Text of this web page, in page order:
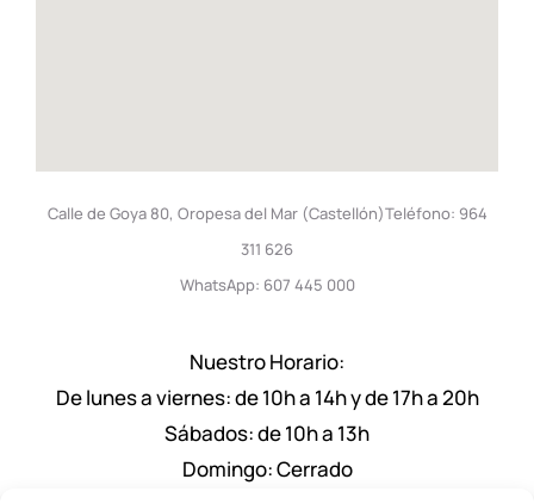
Calle de Goya 80, Oropesa del Mar (Castellón)Teléfono: 964
311 626
WhatsApp: 607 445 000
Nuestro Horario:
De lunes a viernes: de 10h a 14h y de 17h a 20h
Sábados: de 10h a 13h
Domingo: Cerrado